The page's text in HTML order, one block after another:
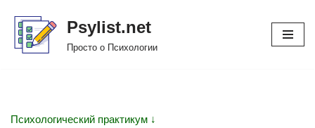
Перейти
Psylist.net
Просто о Психологии
Психологический практикум ↓